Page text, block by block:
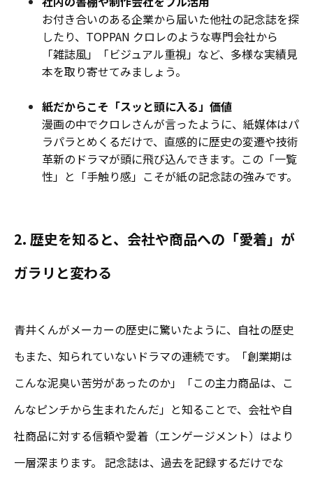
お付き合いのある企業から届いた他社の記念誌を探
したり、TOPPAN クロレのような専門会社から
「雑誌風」「ビジュアル重視」など、多様な実績見
本を取り寄せてみましょう。
紙だからこそ「スッと頭に入る」価値
漫画の中でクロレさんが言ったように、紙媒体はパ
ラパラとめくるだけで、直感的に歴史の変遷や技術
革新のドラマが頭に飛び込んできます。この「一覧
性」と「手触り感」こそが紙の記念誌の強みです。
2. 歴史を知ると、会社や商品への「愛着」が
ガラリと変わる
青井くんがメーカーの歴史に驚いたように、自社の歴史
もまた、知られていないドラマの連続です。「創業期は
こんな泥臭い苦労があったのか」「この主力商品は、こ
んなピンチから生まれたんだ」と知ることで、会社や自
社商品に対する信頼や愛着（エンゲージメント）はより
一層深まります。 記念誌は、過去を記録するだけでな